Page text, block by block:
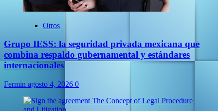
Otros
Grupo IESS: la seguridad privada mexicana que
combina respaldo gubernamental y estándares
internacionales
Fermin agosto 4, 2026 0